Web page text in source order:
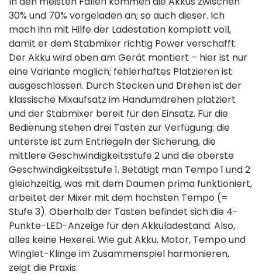
30% und 70% vorgeladen an; so auch dieser. Ich
mach ihn mit Hilfe der Ladestation komplett voll,
damit er dem Stabmixer richtig Power verschafft.
Der Akku wird oben am Gerät montiert – hier ist nur
eine Variante möglich; fehlerhaftes Platzieren ist
ausgeschlossen. Durch Stecken und Drehen ist der
klassische Mixaufsatz im Handumdrehen platziert
und der Stabmixer bereit für den Einsatz. Für die
Bedienung stehen drei Tasten zur Verfügung: die
unterste ist zum Entriegeln der Sicherung, die
mittlere Geschwindigkeitsstufe 2 und die oberste
Geschwindigkeitsstufe 1. Betätigt man Tempo 1 und 2
gleichzeitig, was mit dem Daumen prima funktioniert,
arbeitet der Mixer mit dem höchsten Tempo (=
Stufe 3). Oberhalb der Tasten befindet sich die 4-
Punkte-LED-Anzeige für den Akkuladestand. Also,
alles keine Hexerei. Wie gut Akku, Motor, Tempo und
Winglet-Klinge im Zusammenspiel harmonieren,
zeigt die Praxis.